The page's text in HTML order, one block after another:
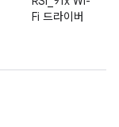
Fi 드라이버